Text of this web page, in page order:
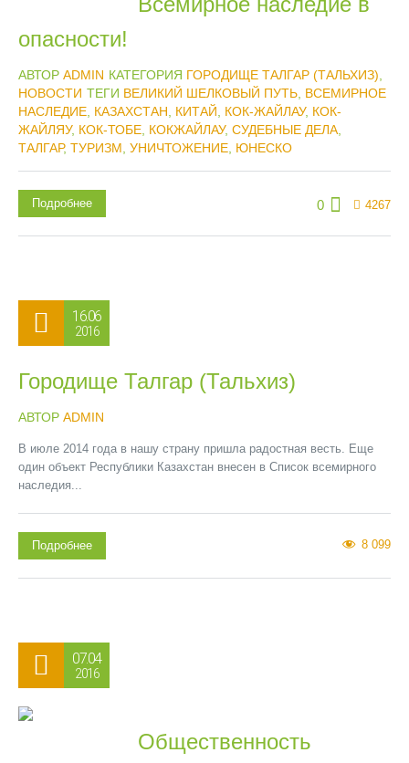
опасности!
АВТОР ADMIN КАТЕГОРИЯ ГОРОДИЩЕ ТАЛГАР (ТАЛЬХИЗ)
НОВОСТИ ТЕГИ ВЕЛИКИЙ ШЕЛКОВЫЙ ПУТЬ ВСЕМИРНОЕ
НАСЛЕДИЕ КАЗАХСТАН КИТАЙ КОК-ЖАЙЛАУ, КОК-
ЖАЙЛЯУ, КОК-ТОБЕ КОКЖАЙЛАУ, СУДЕБНЫЕ ДЕЛА
ТАЛГАР, ТУРИЗМ УНИЧТОЖЕНИЕ ЮНЕСКО
0 4267
Подробнее
16.06
2016
Городище Талгар (Тальхиз)
АВТОР ADMIN
В июле 2014 года в нашу страну пришла радостная весть. Еще
один объект Республики Казахстан внесен в Список всемирного
наследия...
8 099
Подробнее
07.04
2016
Общественность